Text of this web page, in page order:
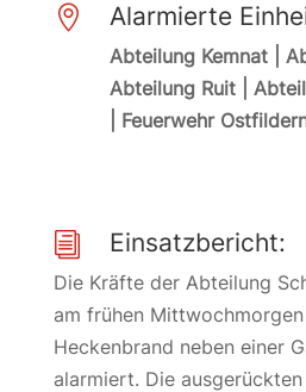
 Alarmierte
Abteilung Kemnat |
Abteilung Ruit |
| Feuerwehr
i Einsatzbericht:
Die Kräfte der Abteilung
am frühen
Heckenbrand neben einer
alarmiert. Die